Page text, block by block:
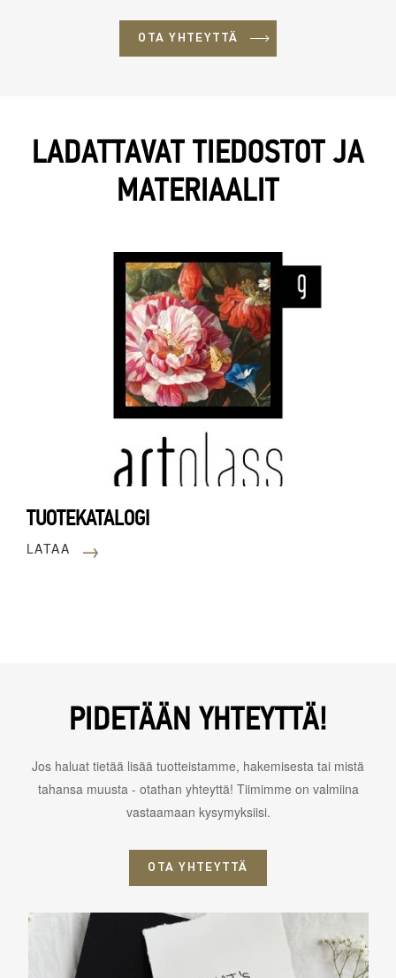
OTA YHTEYTTÄ
LADATTAVAT TIEDOSTOT JA
MATERIAALIT
TUOTEKATALOGI
LATAA →
PIDETÄÄN YHTEYTTÄ!
Jos haluat tietää lisää tuotteistamme, hakemisesta tai mistä
tahansa muusta - otathan yhteyttä! Tiimimme on valmiina
vastaamaan kysymyksiisi.
OTA YHTEYTTÄ